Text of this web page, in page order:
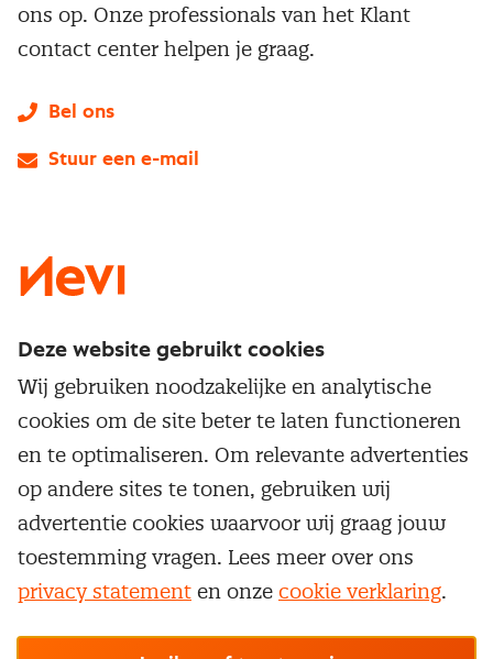
Service & contact
Over inkoop
Netwerk en communities
Aanmelden nieuwsbrief
Word lid van Nevi
Inkoop vacatures
Populaire thema's
Aanbesteden
Contractmanagement
Kostenmanagement
Onderhandelen
Supply management
Opleidingen en trainingen
Trainingen
Opleidingen
Maatwerk
ons op. Onze professionals van het Klant
contact center helpen je graag.
Bel ons
Stuur een e-mail
Cookievoorkeuren beherenOnzealgemene
Deze website gebruikt cookies
Wij gebruiken noodzakelijke en analytische
cookies om de site beter te laten functioneren
en te optimaliseren. Om relevante advertenties
op andere sites te tonen, gebruiken wij
advertentie cookies waarvoor wij graag jouw
toestemming vragen. Lees meer over ons
privacy statement en onze cookie verklaring.